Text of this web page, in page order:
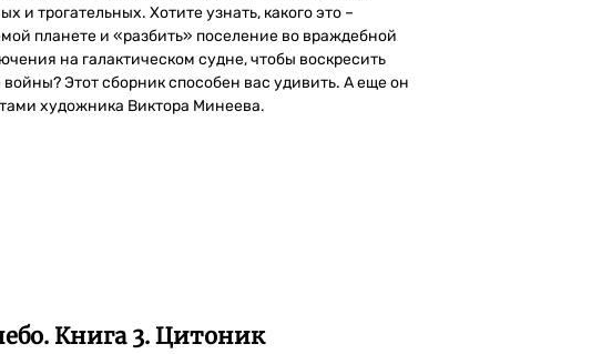
и трогательных. Хотите узнать, какого это –
планете и «разбить» поселение во враждебной
на галактическом судне, чтобы воскресить
Этот сборник способен вас удивить. А еще он
художника Виктора Минеева.
Книга 3. Цитоник